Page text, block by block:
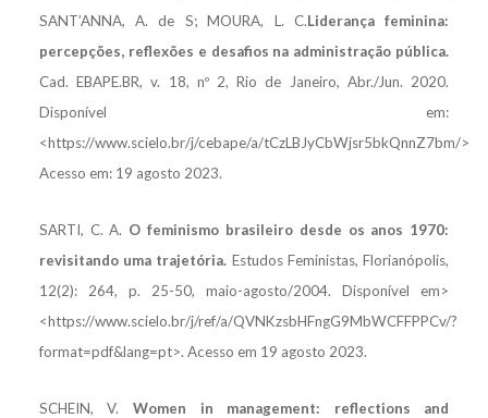
SANT’ANNA, A. de S; MOURA, L. C.Liderança feminina:
percepções, reflexões e desafios na administração pública.
Cad. EBAPE.BR, v. 18, nº 2, Rio de Janeiro, Abr./Jun. 2020.
Disponível em:
<https://www.scielo.br/j/cebape/a/tCzLBJyCbWjsr5bkQnnZ7bm/>
Acesso em: 19 agosto 2023.
SARTI, C. A. O feminismo brasileiro desde os anos 1970:
revisitando uma trajetória. Estudos Feministas, Florianópolis,
12(2): 264, p. 25-50, maio-agosto/2004. Disponível em>
<https://www.scielo.br/j/ref/a/QVNKzsbHFngG9MbWCFFPPCv/?
format=pdf&lang=pt>. Acesso em 19 agosto 2023.
SCHEIN, V. Women in management: reflections and